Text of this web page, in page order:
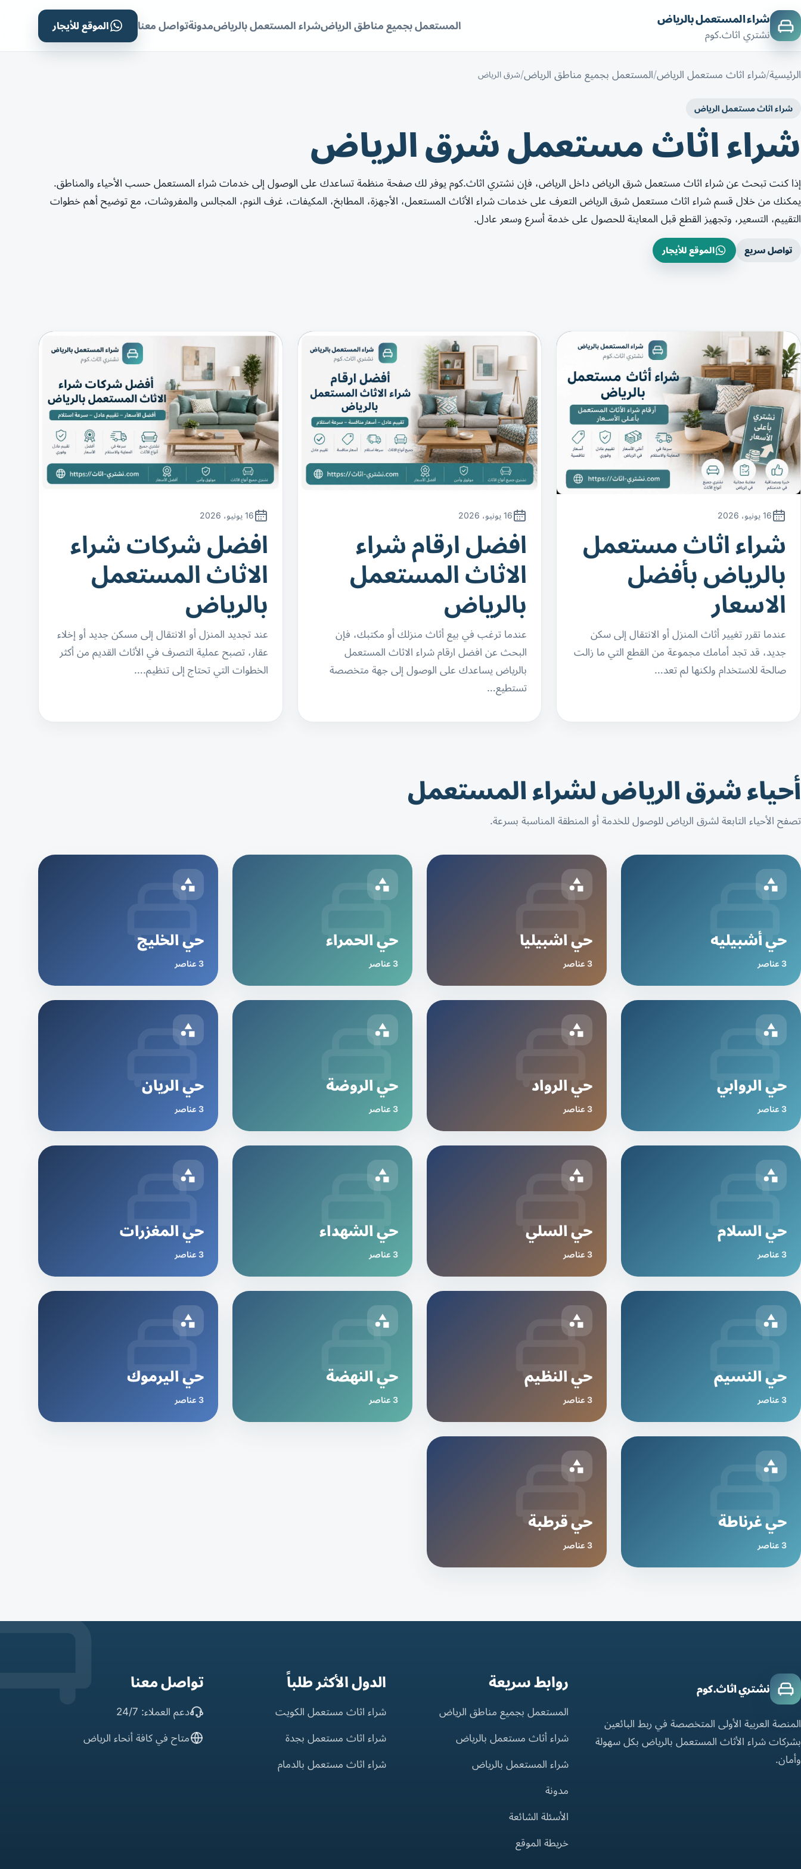
شراء المستعمل بالرياض
نشتري اثاث.كوم
المستعمل بجميع مناطق الرياضشراء المستعمل بالرياضمدونةتواصل معنا الموقع للأيجار
الرئيسية شراء اثاث مستعمل الرياض المستعمل بجميع مناطق الرياض شرق الرياض
شراء اثاث مستعمل الرياض
شراء اثاث مستعمل شرق الرياض
إذا كنت تبحث عن شراء اثاث مستعمل شرق الرياض داخل الرياض، فإن نشتري اثاث.كوم يوفر لك صفحة منظمة تساعدك على الوصول إلى خدمات شراء المستعمل حسب الأحياء والمناطق.
يمكنك من خلال قسم شراء اثاث مستعمل شرق الرياض التعرف على خدمات شراء الأثاث المستعمل، الأجهزة، المطابخ، المكيفات، غرف النوم، المجالس والمفروشات، مع توضيح أهم خطوات
التقييم، التسعير، وتجهيز القطع قبل المعاينة للحصول على خدمة أسرع وسعر عادل.
تواصل سريع الموقع للأيجار
16 يونيو، 2026
شراء اثاث مستعمل
بالرياض بأفضل
الاسعار
عندما تقرر تغيير أثاث المنزل أو الانتقال إلى سكن
جديد، قد تجد أمامك مجموعة من القطع التي ما زالت
صالحة للاستخدام ولكنها لم تعد…
16 يونيو، 2026
افضل ارقام شراء
الاثاث المستعمل
بالرياض
عندما ترغب في بيع أثاث منزلك أو مكتبك، فإن
البحث عن افضل ارقام شراء الاثاث المستعمل
بالرياض يساعدك على الوصول إلى جهة متخصصة
تستطيع…
16 يونيو، 2026
افضل شركات شراء
الاثاث المستعمل
بالرياض
عند تجديد المنزل أو الانتقال إلى مسكن جديد أو إخلاء
عقار، تصبح عملية التصرف في الأثاث القديم من أكثر
الخطوات التي تحتاج إلى تنظيم.…
أحياء شرق الرياض لشراء المستعمل
تصفح الأحياء التابعة لشرق الرياض للوصول للخدمة أو المنطقة المناسبة بسرعة.
حي أشبيليه
3 عناصر
حي اشبيليا
3 عناصر
حي الحمراء
3 عناصر
حي الخليج
3 عناصر
حي الروابي
3 عناصر
حي الرواد
3 عناصر
حي الروضة
3 عناصر
حي الريان
3 عناصر
حي السلام
3 عناصر
حي السلي
3 عناصر
حي الشهداء
3 عناصر
حي المغزرات
3 عناصر
حي النسيم
3 عناصر
حي النظيم
3 عناصر
حي النهضة
3 عناصر
حي اليرموك
3 عناصر
حي غرناطة
3 عناصر
حي قرطبة
3 عناصر
نشتري اثاث.كوم
المنصة العربية الأولى المتخصصة في ربط البائعين
بشركات شراء الأثاث المستعمل بالرياض بكل سهولة
وأمان.
روابط سريعة
المستعمل بجميع مناطق الرياض
شراء أثاث مستعمل بالرياض
شراء المستعمل بالرياض
مدونة
الأسئلة الشائعة
خريطة الموقع
الدول الأكثر طلباً
شراء اثاث مستعمل الكويت
شراء اثاث مستعمل بجدة
شراء اثاث مستعمل بالدمام
تواصل معنا
دعم العملاء: 24/7
متاح في كافة أنحاء الرياض